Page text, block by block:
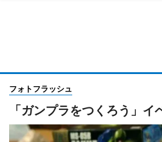
フォトフラッシュ
「ガンプラをつくろう」イ